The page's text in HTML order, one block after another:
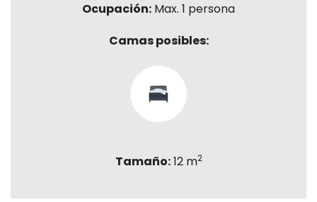
Ocupación: Max. 1 persona
Camas posibles:
Tamaño:12 m2